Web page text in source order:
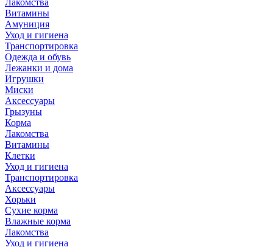
Лакомства
Витамины
Амуниция
Уход и гигиена
Транспортировка
Одежда и обувь
Лежанки и дома
Игрушки
Миски
Аксессуары
Грызуны
Корма
Лакомства
Витамины
Клетки
Уход и гигиена
Транспортировка
Аксессуары
Хорьки
Сухие корма
Влажные корма
Лакомства
Уход и гигиена